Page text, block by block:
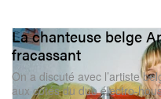
La chanteuse belge
fracassant
On a discuté avec l’artiste
aux côtés du duo électro-